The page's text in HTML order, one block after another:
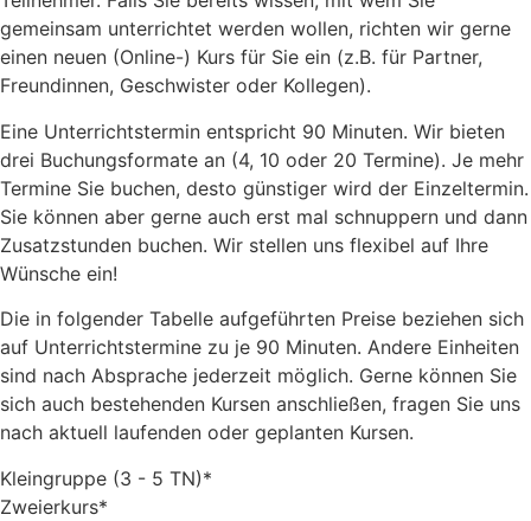
gemeinsam unterrichtet werden wollen, richten wir gerne
einen neuen (Online-) Kurs für Sie ein (z.B. für Partner,
Freundinnen, Geschwister oder Kollegen).
Eine Unterrichtstermin entspricht 90 Minuten. Wir bieten
drei Buchungsformate an (4, 10 oder 20 Termine). Je mehr
Termine Sie buchen, desto günstiger wird der Einzeltermin.
Sie können aber gerne auch erst mal schnuppern und dann
Zusatzstunden buchen. Wir stellen uns flexibel auf Ihre
Wünsche ein!
Die in folgender Tabelle aufgeführten Preise beziehen sich
auf Unterrichtstermine zu je 90 Minuten. Andere Einheiten
sind nach Absprache jederzeit möglich. Gerne können Sie
sich auch bestehenden Kursen anschließen, fragen Sie uns
nach aktuell laufenden oder geplanten Kursen.
Kleingruppe (3 - 5 TN)*
Zweierkurs*